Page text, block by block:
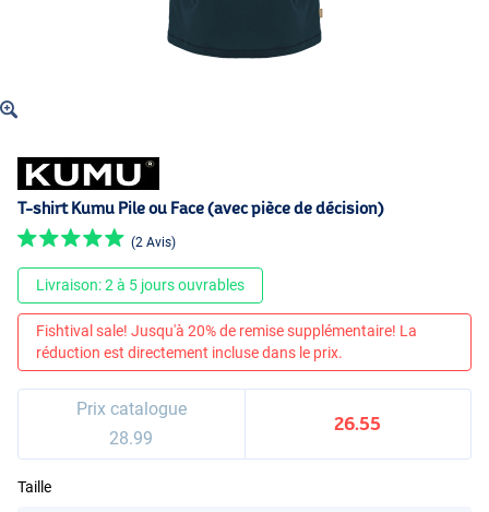
T-shirt Kumu Pile ou Face (avec pièce de décision)
(2 Avis)
Livraison: 2 à 5 jours ouvrables
Fishtival sale! Jusqu'à 20% de remise supplémentaire! La
réduction est directement incluse dans le prix.
Prix catalogue
28.99
26.55
Taille